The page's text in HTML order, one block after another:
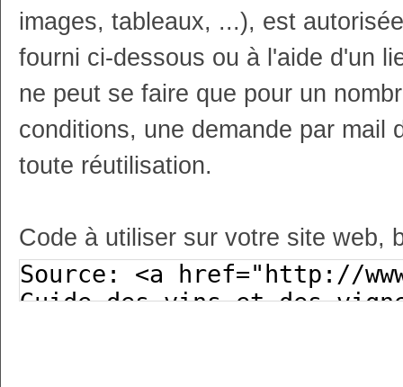
images, tableaux, ...), est
fourni ci-dessous ou à l'aide d'un
ne peut se faire que pour un
conditions, une demande par mail
toute réutilisation.
Code à utiliser sur votre site web,